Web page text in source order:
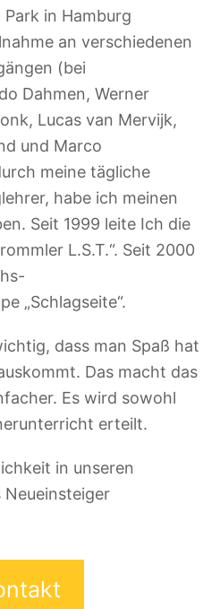
in Hamburg
an verschiedenen
(bei
Dahmen, Werner
Lucas van Mervijk,
und Marco
meine tägliche
habe ich meinen
Seit 1999 leite Ich die
L.S.T.“. Seit 2000
„Schlagseite“.
dass man Spaß hat
Das macht das
Es wird sowohl
erteilt.
in unseren
Neueinsteiger